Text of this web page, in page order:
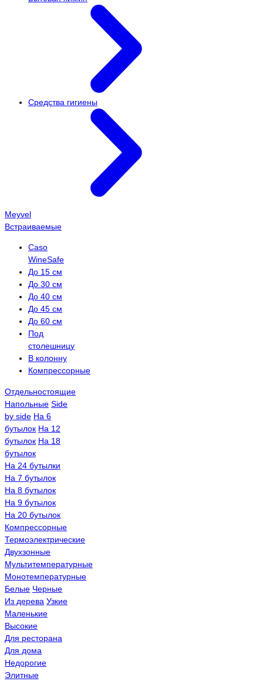
Средства гигиены
Meyvel
Встраиваемые
Caso
WineSafe
До 15 см
До 30 см
До 40 см
До 45 см
До 60 см
Под
столешницу
В колонну
Компрессорные
Отдельностоящие
Напольные Side
by side На 6
бутылок На 12
бутылок На 18
бутылок
На 24 бутылки
На 7 бутылок
На 8 бутылок
На 9 бутылок
На 20 бутылок
Компрессорные
Термоэлектрические
Двухзонные
Мультитемпературные
Монотемпературные
Белые Черные
Из дерева Узкие
Маленькие
Высокие
Для ресторана
Для дома
Недорогие
Элитные